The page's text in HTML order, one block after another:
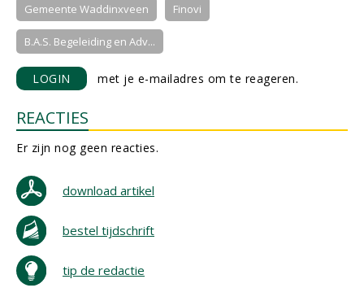
Gemeente Waddinxveen Finovi
B.A.S. Begeleiding en Adv...
LOGIN met je e-mailadres om te reageren.
REACTIES
Er zijn nog geen reacties.
download artikel
bestel tijdschrift
tip de redactie